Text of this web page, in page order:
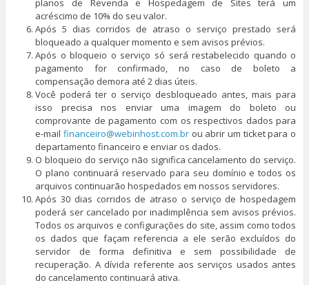
planos de Revenda e Hospedagem de Sites terá um
acréscimo de 10% do seu valor.
Após 5 dias corridos de atraso o serviço prestado será
bloqueado a qualquer momento e sem avisos prévios.
Após o bloqueio o serviço só será restabelecido quando o
pagamento for confirmado, no caso de boleto a
compensação demora até 2 dias úteis.
Você poderá ter o serviço desbloqueado antes, mais para
isso precisa nos enviar uma imagem do boleto ou
comprovante de pagamento com os respectivos dados para
e-mailfinanceiro@webinhost.com.br ou abrir um ticket para o
departamento financeiro e enviar os dados.
O bloqueio do serviço não significa cancelamento do serviço.
O plano continuará reservado para seu domínio e todos os
arquivos continuarão hospedados em nossos servidores.
Após 30 dias corridos de atraso o serviço de hospedagem
poderá ser cancelado por inadimplência sem avisos prévios.
Todos os arquivos e configurações do site, assim como todos
os dados que façam referencia a ele serão excluídos do
servidor de forma definitiva e sem possibilidade de
recuperação. A dívida referente aos serviços usados antes
do cancelamento continuará ativa.